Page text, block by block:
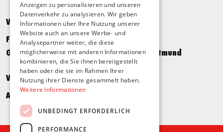
Veranstaltungsort
Fritz-Henßler-Haus
Geschwister-Scholl-Straße 33, 44135 Dortmund
Veranstalter*in
Adrian Krummel, 44139 Dortmund
Anzeigen zu personalisieren und unseren
Datenverkehr zu analysieren. Wir geben
Informationen über Ihre Nutzung unserer
Website auch an unsere Werbe- und
Analysepartner weiter, die diese
möglicherweise mit anderen Informationen
kombinieren, die Sie ihnen bereitgestellt
haben oder die sie im Rahmen Ihrer
Nutzung ihrer Dienste gesammelt haben.
Weitere Informationen
UNBEDINGT ERFORDERLICH
PERFORMANCE